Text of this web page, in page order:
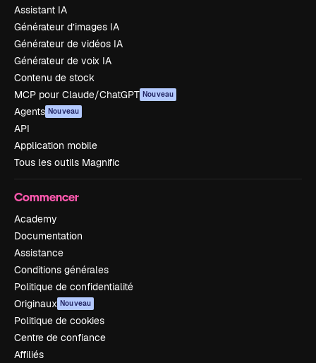
Assistant IA
Générateur d’images IA
Générateur de vidéos IA
Générateur de voix IA
Contenu de stock
MCP pour Claude/ChatGPT Nouveau
Agents Nouveau
API
Application mobile
Tous les outils Magnific
Commencer
Academy
Documentation
Assistance
Conditions générales
Politique de confidentialité
Originaux Nouveau
Politique de cookies
Centre de confiance
Affiliés